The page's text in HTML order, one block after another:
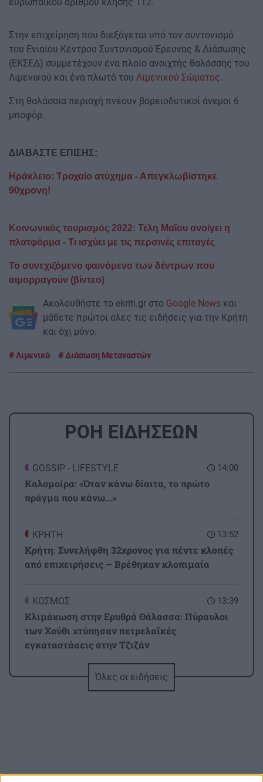
Στην επιχείρηση που διεξάγεται υπό τον συντονισμό
του Ενιαίου Κέντρου Συντονισμού Έρευνας & Διάσωσης
(ΕΚΣΕΔ) συμμετέχουν ένα πλοίο ανοιχτής θαλάσσης του
Λιμενικού και ένα πλωτό του Λιμενικού Σώματος.
Στη θαλάσσια περιοχή πνέουν βορειοδυτικοί άνεμοι 6
μποφόρ.
ΔΙΑΒΑΣΤΕ ΕΠΙΣΗΣ:
Ηράκλειο: Τροχαίο ατύχημα - Απεγκλωβίστηκε
90χρονη!
Κοινωνικός τουρισμός 2022: Τέλη Μαΐου ανοίγει η
πλατφόρμα - Τι ισχύει με τις περσινές επιταγές
Το συνεχιζόμενο φαινόμενο των δέντρων που
αιμορραγούν (βίντεο)
Ακολουθήστε το ekriti.gr στο Google News και
μάθετε πρώτοι όλες τις ειδήσεις για την Κρήτη
και όχι μόνο.
Λιμενικό Διάσωση Μεταναστών
ΡΟΗ ΕΙΔΗΣΕΩΝ
14:00
GOSSIP - LIFESTYLE
Καλομοίρα: «Όταν κάνω δίαιτα, το πρώτο
πράγμα που κάνω...»
13:52
ΚΡΗΤΗ
Κρήτη: Συνελήφθη 32χρονος για πέντε κλοπές
από επιχειρήσεις – Βρέθηκαν κλοπιμαία
13:39
ΚΟΣΜΟΣ
Κλιμάκωση στην Ερυθρά Θάλασσα: Πύραυλοι
των Χούθι χτύπησαν πετρελαϊκές
εγκαταστάσεις στην Τζιζάν
κίνδυνος πυρκαγιάς στην Κρήτη με ριπές
Όλες οι ειδήσεις